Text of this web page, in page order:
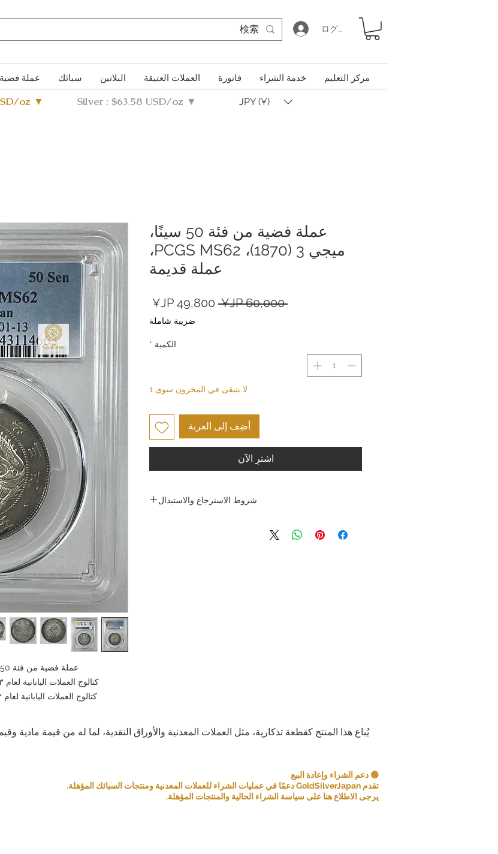
ログイン
عملة فضية سبائك البلاتين العملات العتيقة فاتورة خدمة الشراء مركز التعليم
oz ▼ Silver : $63.58 USD/oz ▼ JPY (¥)
عملة فضية من فئة 50 سينًا، ميجي 3 (1870)، PCGS MS62، عملة قديمة
كتالوج العملات اليابانية لعام ٢٠٢٣: قيمة العناصر غير المستخدمة: ٤٠٠ مليون ين
كتالوج العملات اليابانية لعام ٢٠٢٣، قيمة العنصر غير المكتمل: ١٠٠,٠٠٠,٠٠٠ ين
عملة فضية من فئة 50 سينًا،
ميجي 3 (1870)، PCGS MS62،
عملة قديمة
‏60,000 JP¥
سعر
البيعضريبة شاملة
الكمية *
لا يتبقى في المخزون سوى 1
أضِف إلى العربة
اشترِ الآن
شروط الاسترجاع والاستبدال
المحدودة جاهدةً لتقديم منتجات وخدمات عالية الجودة وضمان رضا
جهدنا لنقدم لكم تجربة تسوق مميزة.
عروض. نسعى جاهدين لضمان دقة المعلومات التي نقدمها، ولكننا لا
نضمن اكتمالها أو دقتها.
يُباع هذا المنتج كقطعة تذكارية، مثل العملات المعدنية والأوراق النقدية، لما له من قيمة مادية
🟢 دعم الشراء وإعادة البيع
تقدم GoldSilverJapan دعمًا في عمليات الشراء للعملات المعدنية ومنتجات السبائك المؤهلة.
يرجى الاطلاع هنا على سياسة الشراء الحالية والمنتجات المؤهلة.